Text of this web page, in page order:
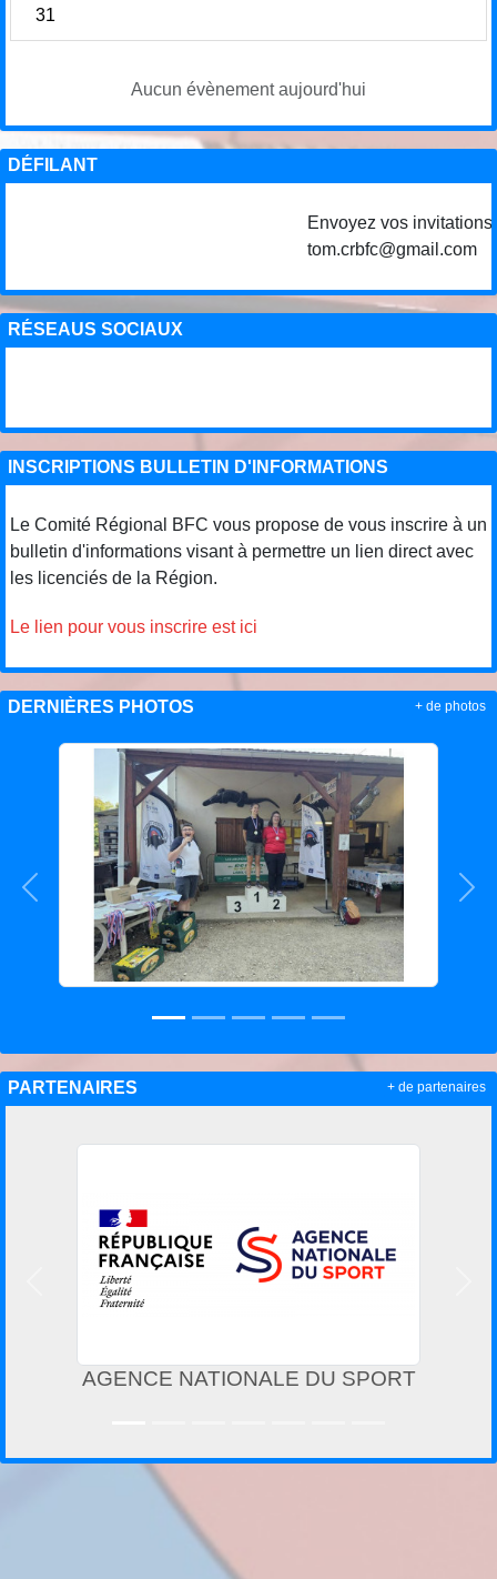
31
Aucun évènement aujourd'hui
DÉFILANT
Envoyez vos invitations
tom.crbfc@gmail.com
RÉSEAUS SOCIAUX
INSCRIPTIONS BULLETIN D'INFORMATIONS
Le Comité Régional BFC vous propose de vous inscrire à un
bulletin d'informations visant à permettre un lien direct avec
les licenciés de la Région.
Le lien pour vous inscrire est ici
DERNIÈRES PHOTOS
Précedent
+ de photos
PARTENAIRES
AGENCE NATIONALE DU SPORT
Précedent
+ de partenaires